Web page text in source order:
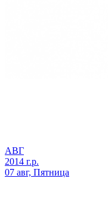
АВГ
2014 г.р.
07 авг, Пятница